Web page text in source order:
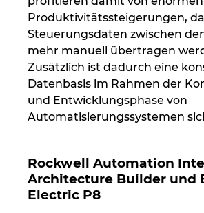
Produktivitätssteigerungen,
Steuerungsdaten zwischen
mehr manuell übertragen
Zusätzlich ist dadurch eine
Datenbasis im Rahmen der
und Entwicklungsphase von
Automatisierungssystemen
Rockwell Automation
Architecture Builder und
Electric P8
Neuseeland
Niederlande
Norwegen
Peru